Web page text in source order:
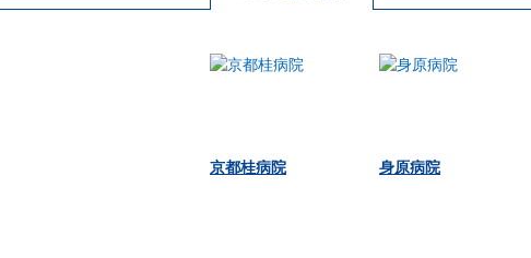
京都桂病院 身原病院